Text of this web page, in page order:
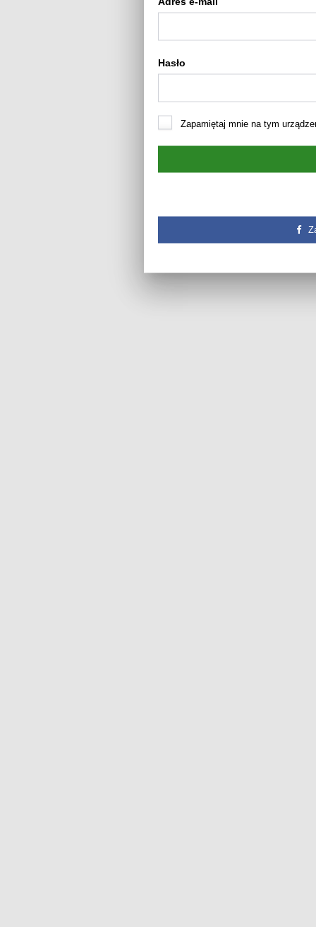
Hasło
Zapamiętaj mnie na tym